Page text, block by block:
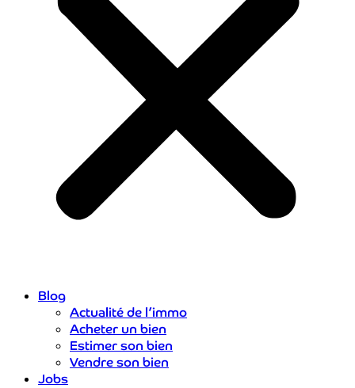
Blog
Actualité de l’immo
Acheter un bien
Estimer son bien
Vendre son bien
Jobs